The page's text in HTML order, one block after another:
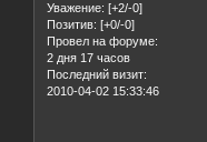
Уважение: [+2/-0]
Позитив: [+0/-0]
Провел на форуме:
2 дня 17 часов
Последний визит:
2010-04-02 15:33:46